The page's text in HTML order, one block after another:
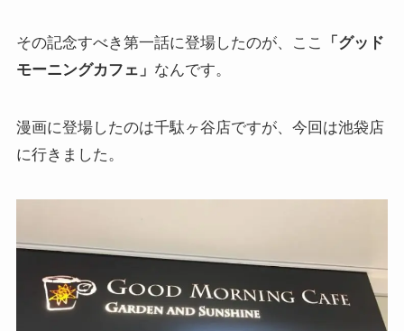
その記念すべき第一話に登場したのが、ここ
「グッド
モーニングカフェ」 なんです。
漫画に登場したのは千駄ヶ谷店ですが、今回は池袋店
に行きました。